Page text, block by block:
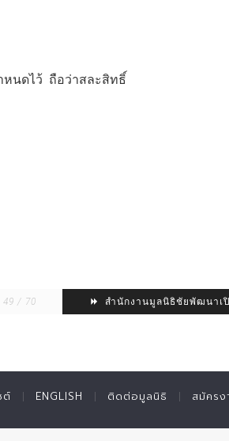
หนดไว้ ถือว่าสละสิทธิ์
49 / 70 สำนักงานมูลนิธิชัยพัฒนาเ
ต์ ENGLISH ติดต่อมูลนิธิ สมัครง